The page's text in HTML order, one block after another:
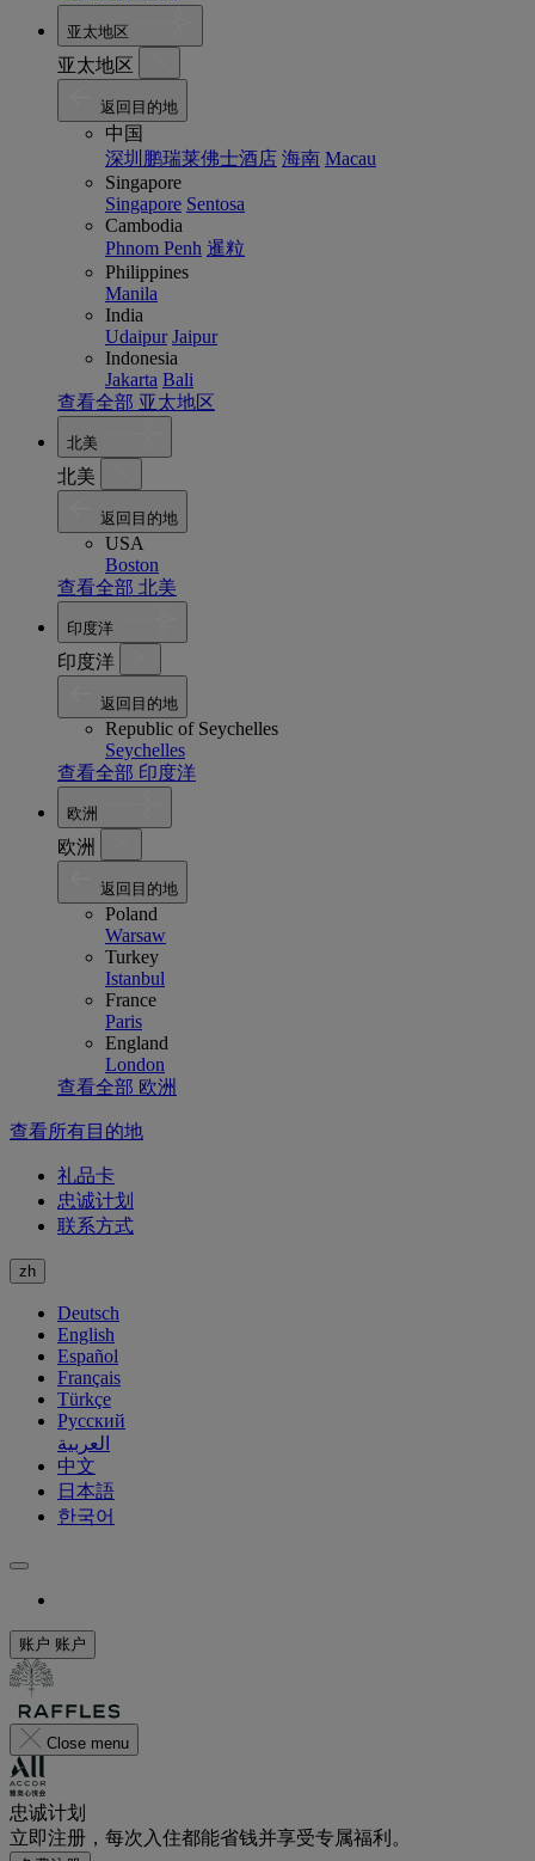
亚太地区
亚太地区
返回目的地
中国
深圳鹏瑞莱佛士酒店 海南 Macau
Singapore
Singapore Sentosa
Cambodia
Phnom Penh 暹粒
Philippines
Manila
India
Udaipur Jaipur
Indonesia
Jakarta Bali
查看全部 亚太地区
北美
北美
返回目的地
USA
Boston
查看全部 北美
印度洋
印度洋
返回目的地
Republic of Seychelles
Seychelles
查看全部 印度洋
欧洲
欧洲
返回目的地
Poland
Warsaw
Turkey
Istanbul
France
Paris
England
London
查看全部 欧洲
查看所有目的地
礼品卡
忠诚计划
联系方式
zh
Deutsch
English
Español
Français
Türkçe
Русский
العربية
中文
日本語
한국어
账户 账户
Close menu
忠诚计划
立即注册，每次入住都能省钱并享受专属福利。